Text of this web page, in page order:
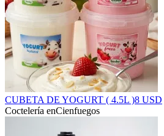
CUBETA DE YOGURT ( 4.5L )8 USD
Coctelería enCienfuegos